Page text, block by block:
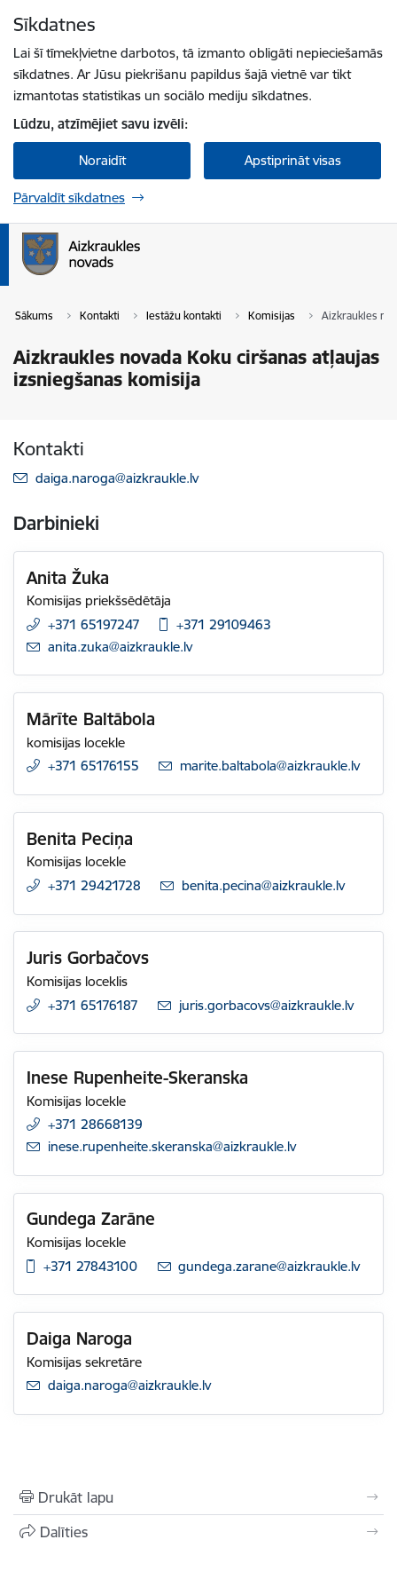
Sīkdatnes
Lai šī tīmekļvietne darbotos, tā izmanto obligāti nepieciešamās
sīkdatnes. Ar Jūsu piekrišanu papildus šajā vietnē var tikt
izmantotas statistikas un sociālo mediju sīkdatnes.
Lūdzu, atzīmējiet savu izvēli:
Noraidīt Apstiprināt visas
Pārvaldīt sīkdatnes
Sākums Kontakti Iestāžu kontakti Komisijas Aizkraukles
Aizkraukles novada Koku ciršanas atļaujas
izsniegšanas komisija
Kontakti
E-pasts:
daiga.naroga@aizkraukle.lv
Darbinieki
Anita Žuka
Komisijas priekšsēdētāja
+371 65197247
+371 29109463
E-pasts:
anita.zuka@aizkraukle.lv
Mārīte Baltābola
komisijas locekle
+371 65176155
E-pasts:
marite.baltabola@aizkraukle.lv
Benita Peciņa
Komisijas locekle
+371 29421728
E-pasts:
benita.pecina@aizkraukle.lv
Juris Gorbačovs
Komisijas loceklis
+371 65176187
E-pasts:
juris.gorbacovs@aizkraukle.lv
Inese Rupenheite-Skeranska
Komisijas locekle
+371 28668139
E-pasts:
inese.rupenheite.skeranska@aizkraukle.lv
Gundega Zarāne
Komisijas locekle
+371 27843100
E-pasts:
gundega.zarane@aizkraukle.lv
Daiga Naroga
Komisijas sekretāre
E-pasts:
daiga.naroga@aizkraukle.lv
Drukāt lapu
Dalīties